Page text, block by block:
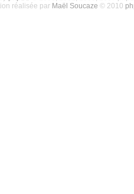
réalisée par Maël Soucaze © 2010